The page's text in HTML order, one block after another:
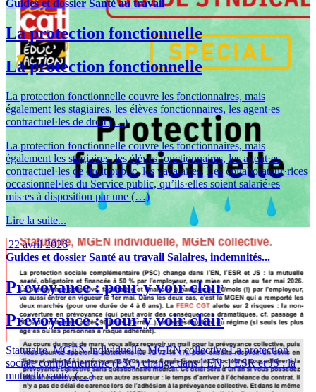
Guides et dossier Santé au travail
La protection fonctionnelle
La protection fonctionnelle
La protection fonctionnelle couvre les fonctionnaires, mais
également les stagiaires, les élèves fonctionnaires, les agent·es
contractuel·les de droit (…)
La protection fonctionnelle couvre les fonctionnaires, mais
également les stagiaires, les élèves fonctionnaires, les agent·es
contractuel·les de droit public, les vacataires. Les collaborateur·rices
occasionnel·les du Service public, qu’ils·elles soient salarié·es
mis·es à disposition par une (…)
Lire la suite...
22 avril 2026
Guides et dossier Santé au travail Salaires, indemnités...
Prévoyance : pour y voir clair
Prévoyance : pour y voir clair
Statutaire, MGEN individuelle, MGEN collective La protection
sociale complémentaire (PSC) change dans l’EN, l’ESR et JS : la
mutuelle santé, (…)